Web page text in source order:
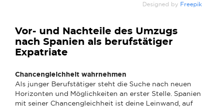
Designed by Freepik
Vor- und Nachteile des Umzugs
nach Spanien als berufstätiger
Expatriate
Chancengleichheit wahrnehmen
Als junger Berufstätiger steht die Suche nach neuen
Horizonten und Möglichkeiten an erster Stelle. Spanien
mit seiner Chancengleichheit ist deine Leinwand, auf